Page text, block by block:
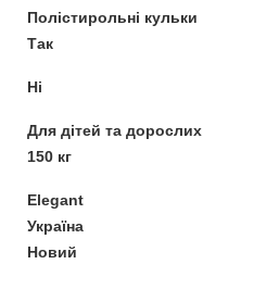
Полістирольні кульки
Так
Ні
Для дітей та дорослих
150 кг
Elegant
Україна
Новий